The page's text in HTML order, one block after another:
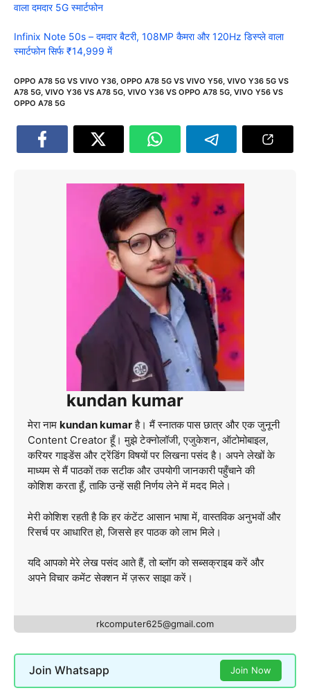
वाला दमदार 5G स्मार्टफोन
Infinix Note 50s – दमदार बैटरी, 108MP कैमरा और 120Hz डिस्प्ले वाला
स्मार्टफोन सिर्फ ₹14,999 में
OPPO A78 5G VS VIVO Y36, OPPO A78 5G VS VIVO Y56, VIVO Y36 5G VS
A78 5G, VIVO Y36 VS A78 5G, VIVO Y36 VS OPPO A78 5G, VIVO Y56 VS
OPPO A78 5G
kundan kumar
मेरा नाम kundan kumarहै। मैं स्नातक पास छात्र और एक जुनूनी
Content Creator हूँ। मुझे टेक्नोलॉजी, एजुकेशन, ऑटोमोबाइल,
करियर गाइडेंस और ट्रेंडिंग विषयों पर लिखना पसंद है। अपने लेखों के
माध्यम से मैं पाठकों तक सटीक और उपयोगी जानकारी पहुँचाने की
कोशिश करता हूँ, ताकि उन्हें सही निर्णय लेने में मदद मिले।
मेरी कोशिश रहती है कि हर कंटेंट आसान भाषा में, वास्तविक अनुभवों और
रिसर्च पर आधारित हो, जिससे हर पाठक को लाभ मिले।
यदि आपको मेरे लेख पसंद आते हैं, तो ब्लॉग को सब्सक्राइब करें और
अपने विचार कमेंट सेक्शन में ज़रूर साझा करें।
rkcomputer625@gmail.com
Join Whatsapp Join Now